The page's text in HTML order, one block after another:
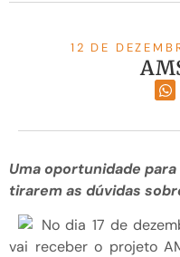
12 DE
Uma oportunidade
tirarem as dúvidas
No dia 17 de
vai receber o projeto